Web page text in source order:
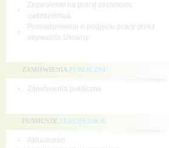
Zezwolenie na pracę sezonową
cudzoziemca
Powiadomienie o podjęciu pracy przez
obywatela Ukrainy
ZAMÓWIENIA PUBLICZNE
Zamówienia publiczne
FUNDUSZE EUROPEJSKIE
Aktualności